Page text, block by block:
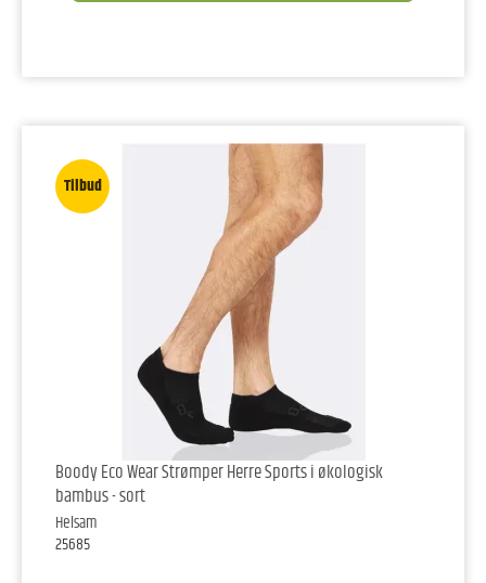
Tilbud
Boody Eco Wear Strømper Herre Sports i økologisk
bambus - sort
Helsam
25685